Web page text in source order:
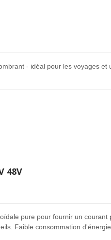
- idéal pour les voyages et
48V
pure pour fournir un courant
Faible consommation